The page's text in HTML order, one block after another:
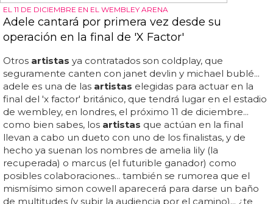
dos de sus miembras, que han decidido rodar un vídeo
agradecimiento a los artistasque las apoyan por el
mundo y, de paso, dejar claros sus ideales, que no
cambiarán por mucho que las condenen... y mientras
ellas aseguran que no dejarán de luchar y acusan al
dirigente de encarcelarte por criticar al gobierno,
queman su imagen y a la vez agradecen a madonna, red
hot chili peppers, green day y björk su apoyo mostrado
en estos momentos difíciles... en el clip, dos chicas
enmascaradas se cuelgan de un edificio y colocan un
cartel gigante de pussy riot... aquí tienes el vídeo...